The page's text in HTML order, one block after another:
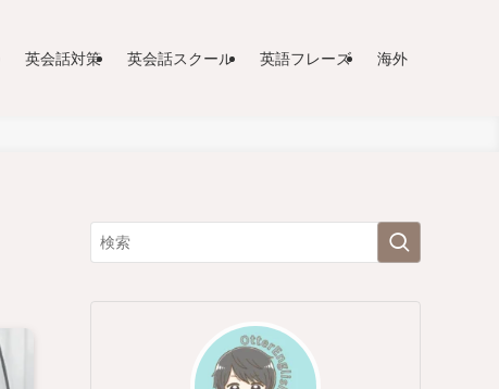
英会話対策 英会話スクール 英語フレーズ 海外